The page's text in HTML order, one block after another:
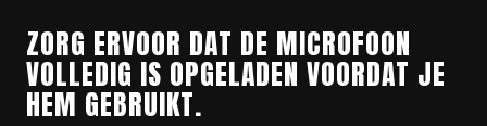
ZORG ERVOOR DAT DE MICROFOON
VOLLEDIG IS OPGELADEN VOORDAT JE
HEM GEBRUIKT.